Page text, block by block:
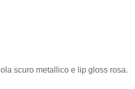
scuro metallico e lip gloss rosa.